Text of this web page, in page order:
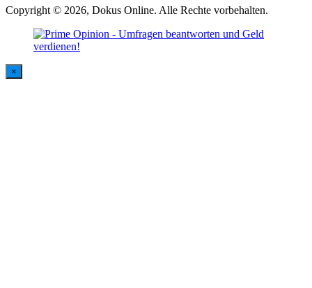
Copyright © 2026, Dokus Online. Alle Rechte vorbehalten.
×